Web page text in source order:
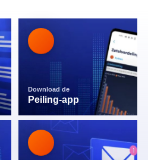
Download de
Peiling-app